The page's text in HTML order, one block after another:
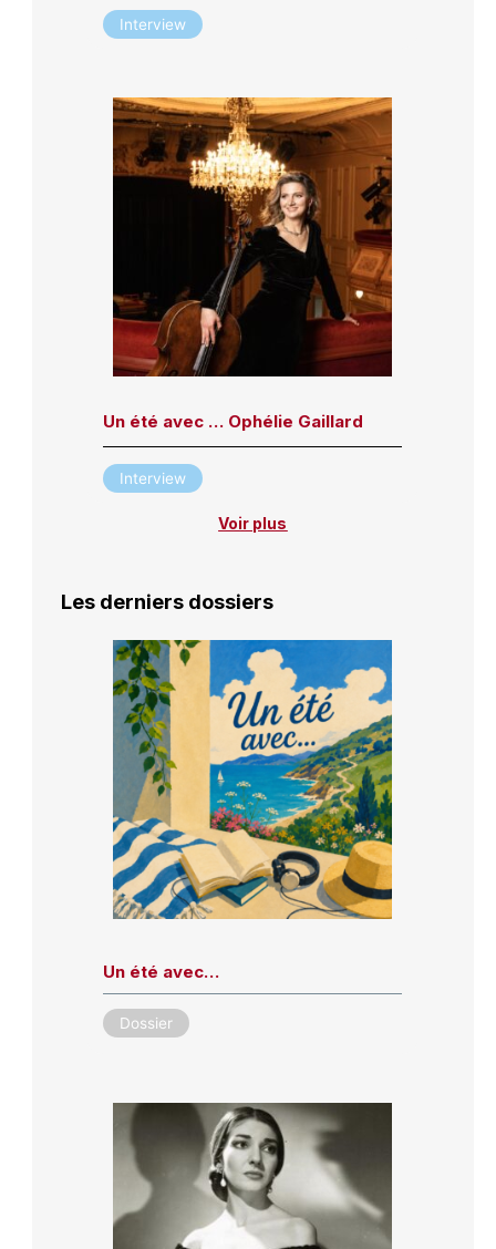
Interview
Un été avec … Ophélie Gaillard
Interview
Voir plus
Les derniers dossiers
Un été avec…
Dossier